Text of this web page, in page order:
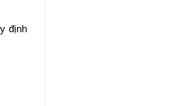
định